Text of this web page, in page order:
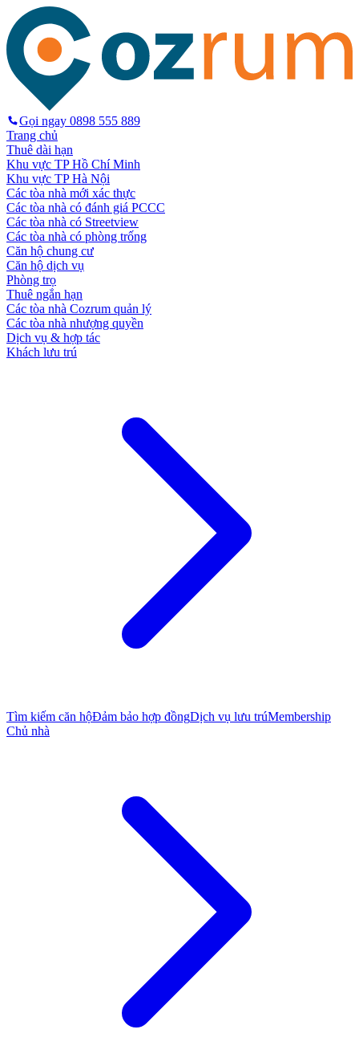
Gọi ngay 0898 555 889
Trang chủ
Thuê dài hạn
Khu vực TP Hồ Chí Minh
Khu vực TP Hà Nội
Các tòa nhà mới xác thực
Các tòa nhà có đánh giá PCCC
Các tòa nhà có Streetview
Các tòa nhà có phòng trống
Căn hộ chung cư
Căn hộ dịch vụ
Phòng trọ
Thuê ngắn hạn
Các tòa nhà Cozrum quản lý
Các tòa nhà nhượng quyền
Dịch vụ & hợp tác
Khách lưu trú
Tìm kiếm căn hộĐảm bảo hợp đồngDịch vụ lưu trúMembership
Chủ nhà